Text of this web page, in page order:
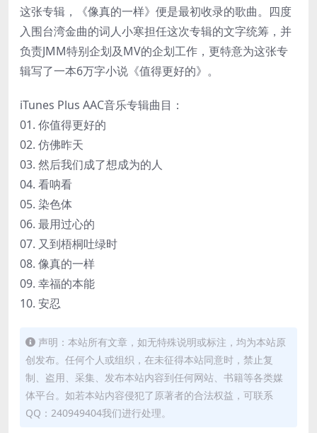
这张专辑，《像真的一样》便是最初收录的歌曲。四度
入围台湾金曲的词人小寒担任这次专辑的文字统筹，并
负责JMM特别企划及MV的企划工作，更特意为这张专
辑写了一本6万字小说《值得更好的》。
iTunes Plus AAC音乐专辑曲目：
01. 你值得更好的
02. 仿佛昨天
03. 然后我们成了想成为的人
04. 看呐看
05. 染色体
06. 最用过心的
07. 又到梧桐吐绿时
08. 像真的一样
09. 幸福的本能
10. 安忍
声明：本站所有文章，如无特殊说明或标注，均为本站原
创发布。任何个人或组织，在未征得本站同意时，禁止复
制、盗用、采集、发布本站内容到任何网站、书籍等各类媒
体平台。如若本站内容侵犯了原著者的合法权益，可联系
QQ：240949404我们进行处理。